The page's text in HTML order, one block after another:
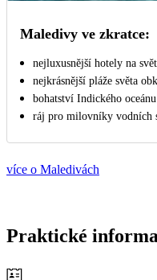
Maledivy ve zkratce:
nejluxusnější hotely na
nejkrásnější pláže světa
bohatství Indického oceánu
ráj pro milovníky vodních
více o Maledivách
Praktické